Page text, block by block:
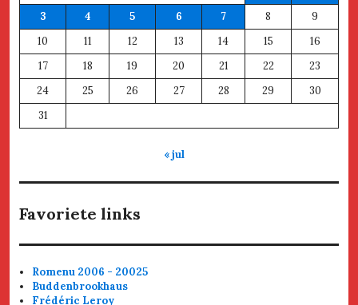
3
4 5 6 7 8
9
10
11 12 13 14 15
16
17
18 19 20 21 22
23
24
25 26 27 28 29
30
31
« jul
Favoriete links
Romenu 2006 - 20025
Buddenbrookhaus
Frédéric Leroy